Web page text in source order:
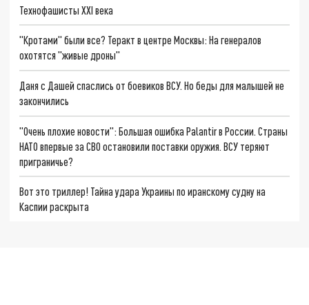
Технофашисты XXI века
"Кротами" были все? Теракт в центре Москвы: На генералов
охотятся "живые дроны"
Даня с Дашей спаслись от боевиков ВСУ. Но беды для малышей не
закончились
"Очень плохие новости": Большая ошибка Palantir в России. Страны
НАТО впервые за СВО остановили поставки оружия. ВСУ теряют
приграничье?
Вот это триллер! Тайна удара Украины по иранскому судну на
Каспии раскрыта